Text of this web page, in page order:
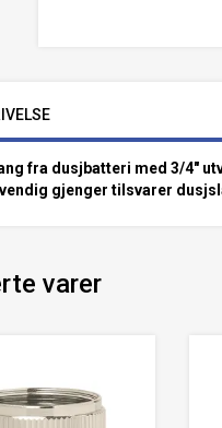
fra dusjbatteri med 3/4"
gjenger tilsvarer
varer